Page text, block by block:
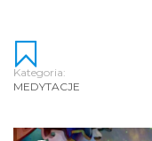
Kategoria:
MEDYTACJE